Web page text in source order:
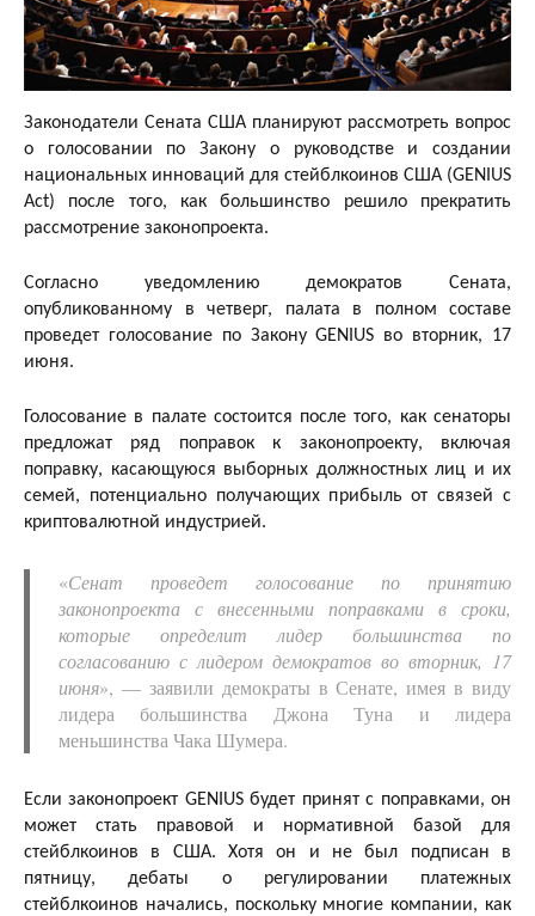
Законодатели Сената США планируют рассмотреть вопрос
о голосовании по Закону о руководстве и создании
национальных инноваций для стейблкоинов США (GENIUS
Act) после того, как большинство решило прекратить
рассмотрение законопроекта.
Согласно уведомлению демократов Сената,
опубликованному в четверг, палата в полном составе
проведет голосование по Закону GENIUS во вторник, 17
июня.
Голосование в палате состоится после того, как сенаторы
предложат ряд поправок к законопроекту, включая
поправку, касающуюся выборных должностных лиц и их
семей, потенциально получающих прибыль от связей с
криптовалютной индустрией.
«Сенат проведет голосование по принятию
законопроекта с внесенными поправками в сроки,
которые определит лидер большинства по
согласованию с лидером демократов во вторник, 17
июня», — заявили демократы в Сенате, имея в виду
лидера большинства Джона Туна и лидера
меньшинства Чака Шумера.
Если законопроект GENIUS будет принят с поправками, он
может стать правовой и нормативной базой для
стейблкоинов в США. Хотя он и не был подписан в
пятницу, дебаты о регулировании платежных
стейблкоинов начались, поскольку многие компании, как